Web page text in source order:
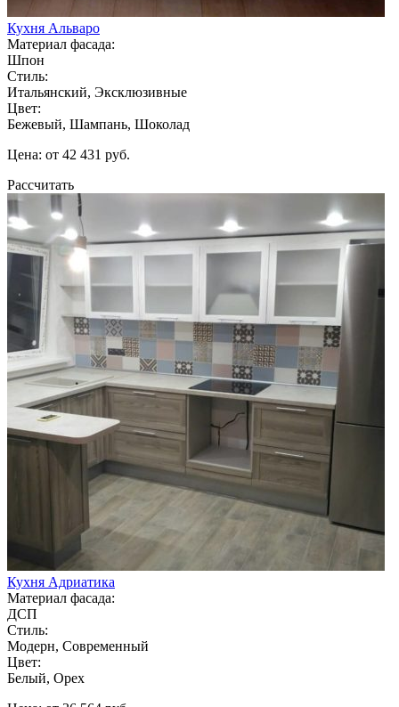
Кухня Альваро
Материал фасада:
Шпон
Стиль:
Итальянский, Эксклюзивные
Цвет:
Бежевый, Шампань, Шоколад
Цена: от 42 431 руб.
Рассчитать
Кухня Адриатика
Материал фасада:
ДСП
Стиль:
Модерн, Современный
Цвет:
Белый, Орех